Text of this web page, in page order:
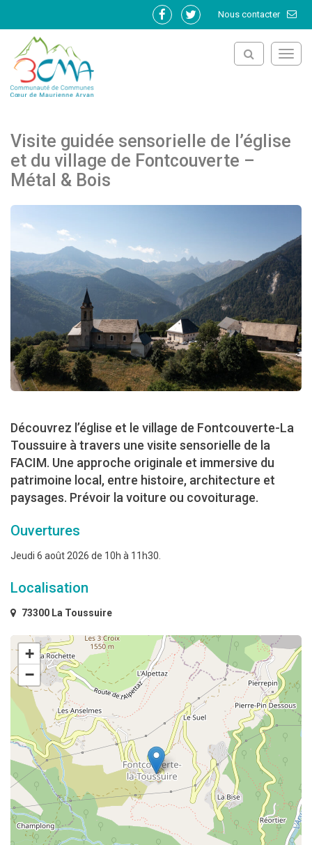
Nous contacter
Lien
Lien
Visite guidée sensorielle de l’église
et du village de Fontcouverte –
Métal & Bois
Découvrez l’église et le village de Fontcouverte-La
Toussuire à travers une visite sensorielle de la
FACIM. Une approche originale et immersive du
patrimoine local, entre histoire, architecture et
paysages. Prévoir la voiture ou covoiturage.
Ouvertures
Jeudi 6 août 2026 de 10h à 11h30.
Localisation
73300 La Toussuire
+
−